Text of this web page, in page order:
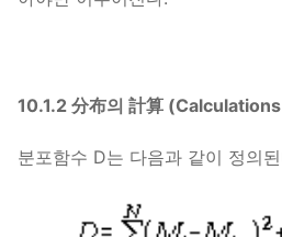
10.1.2 分布의 計算
분포함수 D는 다음과 같이 정의